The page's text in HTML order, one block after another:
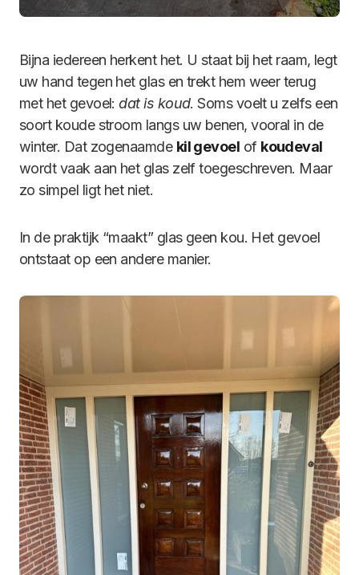
Bijna iedereen herkent het. U staat bij het raam, legt
uw hand tegen het glas en trekt hem weer terug
met het gevoel:dat is koud. Soms voelt u zelfs een
soort koude stroom langs uw benen, vooral in de
winter. Dat zogenaamde kil gevoel of koudeval
wordt vaak aan het glas zelf toegeschreven. Maar
zo simpel ligt het niet.
In de praktijk “maakt” glas geen kou. Het gevoel
ontstaat op een andere manier.